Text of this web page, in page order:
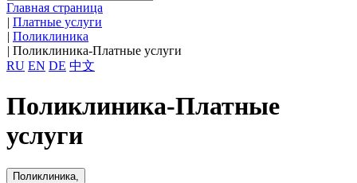
Главная страница
| Платные услуги
| Поликлиника
| Поликлиника-Платные услуги
RU EN DE 中文
Поликлиника-Платные
услуги
Поликлиника,